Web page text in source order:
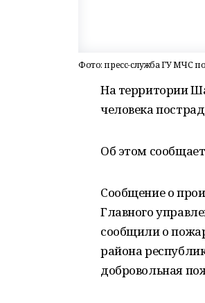
Фото: пресс-служба ГУ МЧС
На территории
человека
Об этом
Сообщение о
Главного
сообщили о
района
добровольная